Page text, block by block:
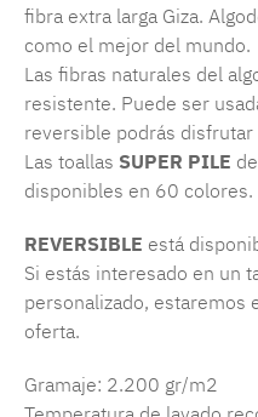
fibra extra larga Giza.
como el mejor del mundo.
Las fibras naturales del
resistente. Puede ser
reversible podrás
Las toallas SUPER PILE
disponibles en 60 colores.
REVERSIBLE está
Si estás interesado en un
personalizado, estaremos
oferta.
Gramaje: 2.200 gr/m2